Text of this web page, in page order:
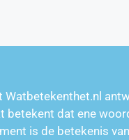
Watbetekenthet.nl
betekent dat ene
is de betekenis van